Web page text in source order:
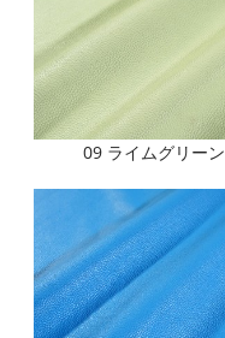
09 ライムグリーン